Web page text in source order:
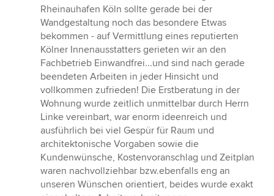
von
5
Sternen
Rheinauhafen Köln sollte gerade bei der
Wandgestaltung noch das besondere Etwas
bekommen - auf Vermittlung eines reputierten
Kölner Innenausstatters gerieten wir an den
Fachbetrieb Einwandfrei...und sind nach gerade
beendeten Arbeiten in jeder Hinsicht und
vollkommen zufrieden! Die Erstberatung in der
Wohnung wurde zeitlich unmittelbar durch Herrn
Linke vereinbart, war enorm ideenreich und
ausführlich bei viel Gespür für Raum und
architektonische Vorgaben sowie die
Kundenwünsche, Kostenvoranschlag und Zeitplan
waren nachvollziehbar bzw.ebenfalls eng an
unseren Wünschen orientiert, beides wurde exakt